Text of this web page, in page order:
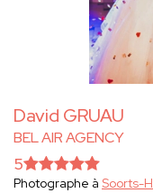
David GRUAU
BEL AIR AGENCY
5
Photographe à Soorts-